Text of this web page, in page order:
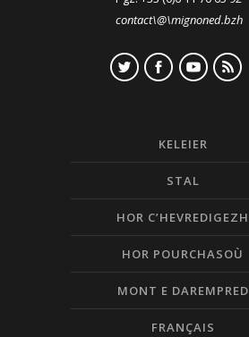
contact\@\mignoned.bzh
KELEIER
STAL
HOR C’HEVREDIGEZH
HOR POURCHASOÙ
MONT E DAREMPRED
FRANÇAIS